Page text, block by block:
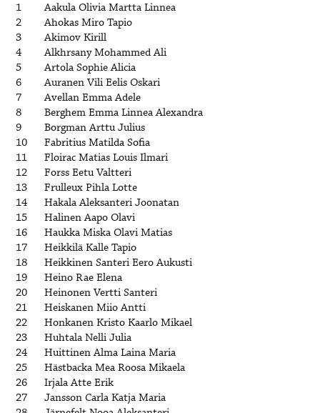
1
Aakula Olivia Martta Linnea
2
Ahokas Miro Tapio
3
Akimov Kirill
4
Alkhrsany Mohammed Ali
5
Artola Sophie Alicia
6
Auranen Vili Eelis Oskari
7
Avellan Emma Adele
8
Berghem Emma Linnea Alexandra
9
Borgman Arttu Julius
10
Fabritius Matilda Sofia
11
Floirac Matias Louis Ilmari
12
Forss Eetu Valtteri
13
Frulleux Pihla Lotte
14
Hakala Aleksanteri Joonatan
15
Halinen Aapo Olavi
16
Haukka Miska Olavi Matias
17
Heikkilä Kalle Tapio
18
Heikkinen Santeri Eero Aukusti
19
Heino Rae Elena
20
Heinonen Vertti Santeri
21
Heiskanen Miio Antti
22
Honkanen Kristo Kaarlo Mikael
23
Huhtala Nelli Julia
24
Huittinen Alma Laina Maria
25
Hästbacka Mea Roosa Mikaela
26
Irjala Atte Erik
27
Jansson Carla Katja Maria